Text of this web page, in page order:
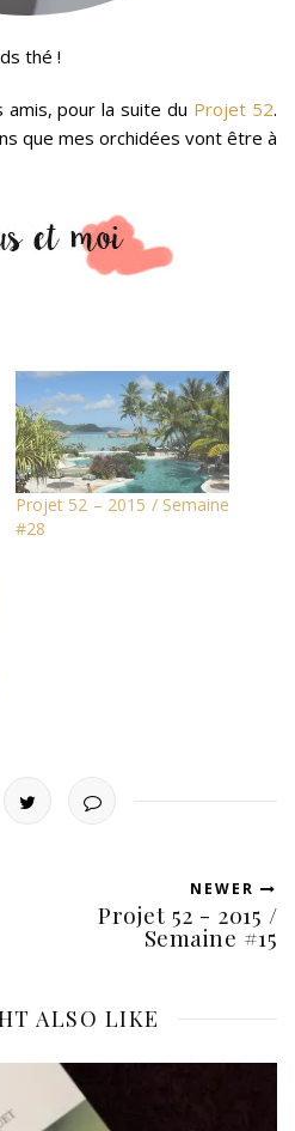
thé !
amis, pour la suite du Projet 52.
que mes orchidées vont être à
Projet 52 – 2015 / Semaine
#28
NEWER
Projet 52 - 2015 /
Semaine #15
ALSO LIKE